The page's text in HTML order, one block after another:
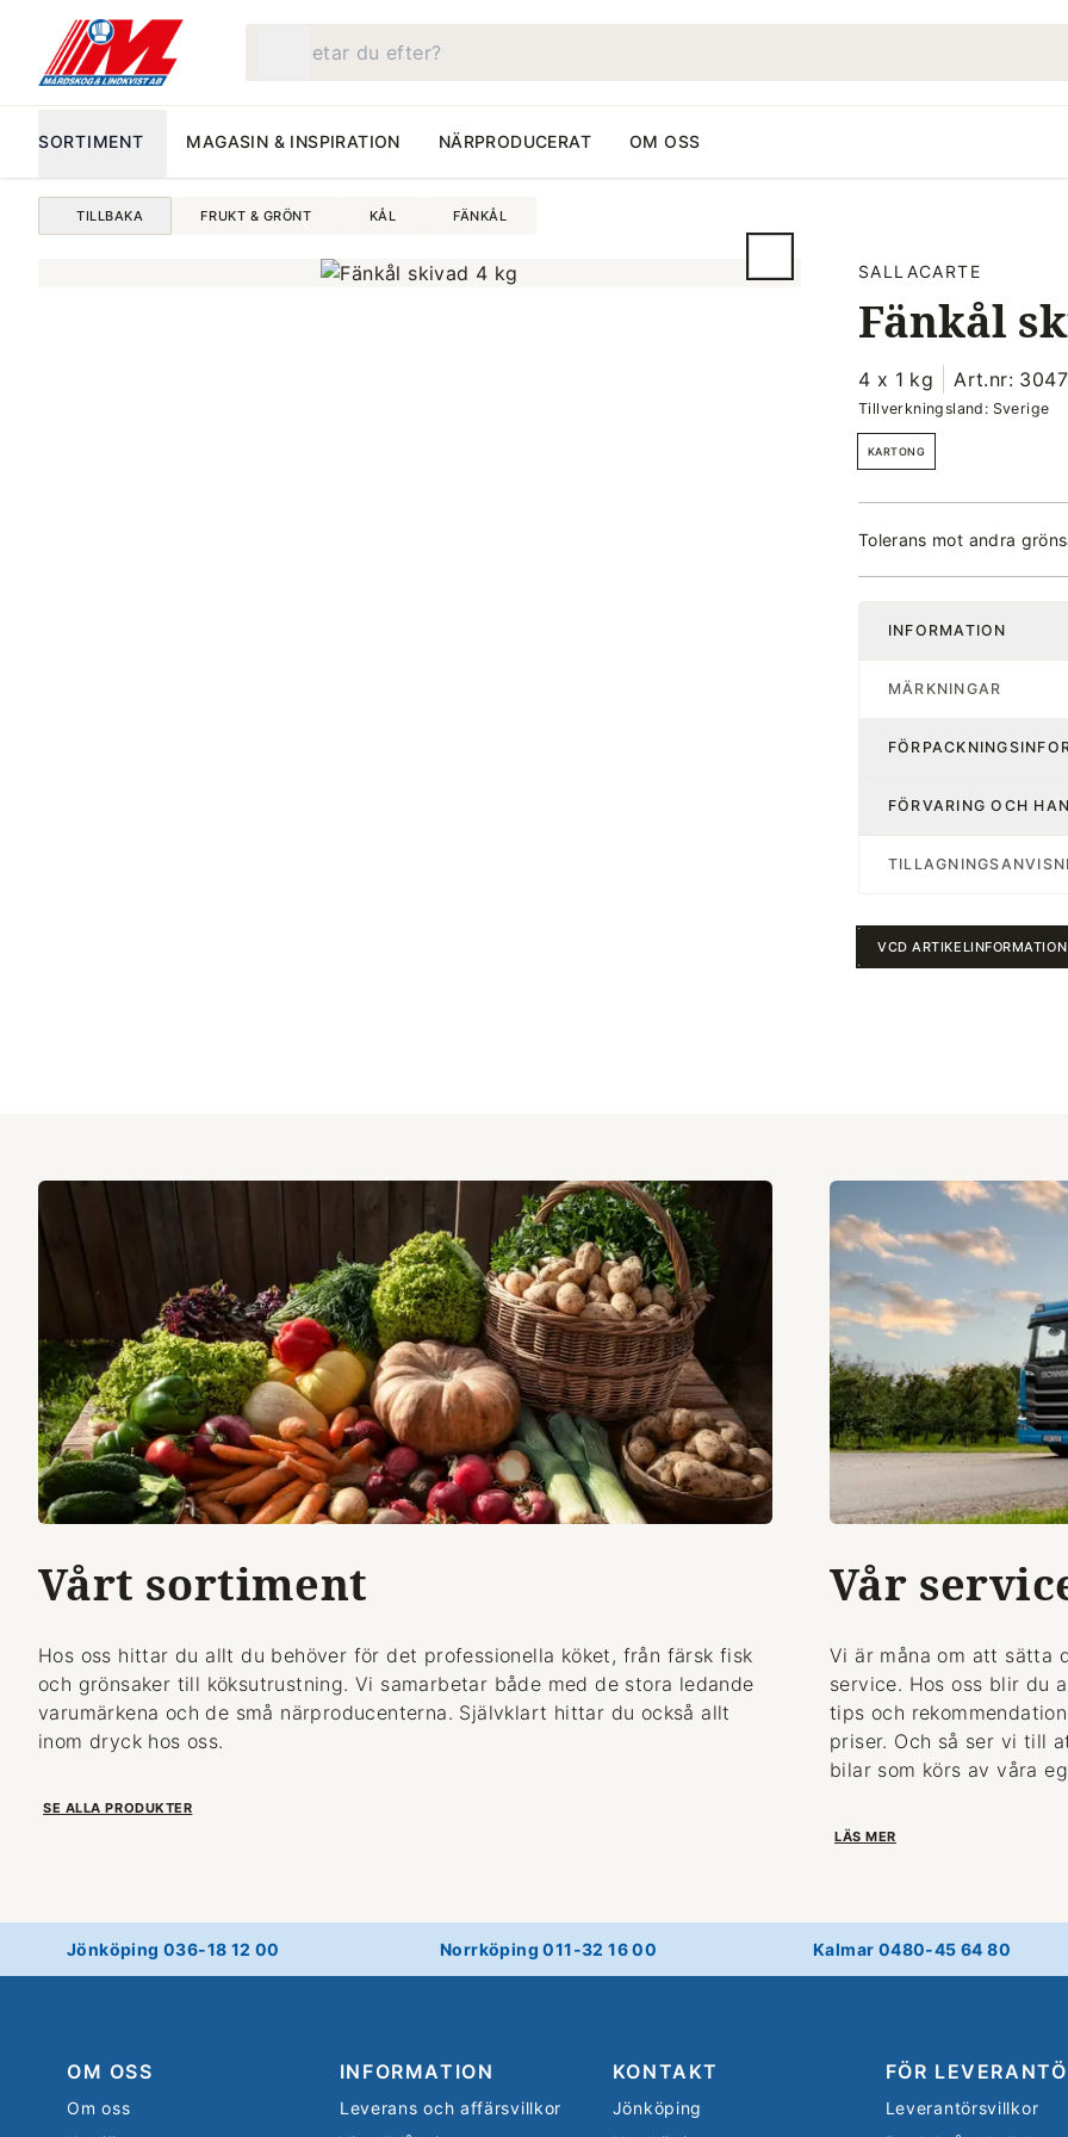
SORTIMENT MAGASIN & INSPIRATION NÄRPRODUCERAT OM OSS
TILLBAKA FRUKT & GRÖNT KÅL FÄNKÅL
SALLACARTE
Fänkål
4 x 1 kg Art.nr:
Tillverkningsland: Sverige
KARTONG
Tolerans mot andra
INFORMATION
MÄRKNINGAR
FÖRVARING OCH
VCD ARTIKELINFORMATION
Vårt sortiment
Hos oss hittar du allt du behöver för det professionella köket, från färsk fisk
och grönsaker till köksutrustning. Vi samarbetar både med de stora ledande
varumärkena och de små närproducenterna. Självklart hittar du också allt
inom dryck hos oss.
SE ALLA PRODUKTER
Vår
Vi är måna om att sätta
service. Hos oss blir du
tips och
priser. Och så ser vi till
bilar som körs av våra
LÄS MER
Jönköping 036-18 12 00 Norrköping 011-32 16 00 Kalmar 0480-45 64 80
OM OSS
Om oss
INFORMATION
Leverans och affärsvillkor
KONTAKT
Jönköping
FÖR
Leverantörsvillkor